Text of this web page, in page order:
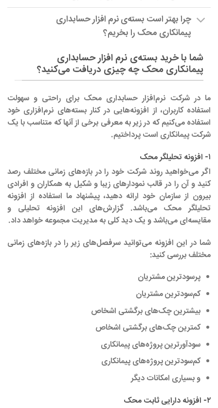
چرا بهتر است بسته‌ی نرم افزار حسابداری
پیمانکاری محک را بخریم؟
شما با خرید بسته‌ی نرم افزار حسابداری
پیمانکاری محک چه چیزی دریافت می‌کنید؟
ما در شرکت نرم‌افزار حسابداری محک برای راحتی و سهولت
استفاده کاربران، از افزونه‌هایی در کنار بسته‌های نرم‌افزاری خود
استفاده می‌کنیم که در زیر به معرفی برخی از آنها که متناسب با یک
شرکت پیمانکاری است پرداختیم.
۱- افزونه تحلیلگر محک
اگر می‌خواهید روند شرکت خود را در بازه‌های زمانی مختلف رصد
کنید و آن را در قالب نمودارهای زیبا و شکیل به همکاران و افرادی
بیرون از سازمان خود ارائه دهید، پیشنهاد ما استفاده از افزونه
تحلیلگر محک می‌باشد. گزارش‌های این افزونه تحلیلی و
مقایسه‌ای می‌باشد و یک دید کلی به مدیریت مجموعه خواهد داد.
شما در این افزونه می‌توانید سرفصل‌های زیر را در بازه‌های زمانی
مختلف بررسی کنید:
پرسودترین مشتریان
کم‌سودترین مشتریان
بیشترین چک‌های برگشتی اشخاص
کمترین چک‌های برگشتی اشخاص
سودآورترین پروژه‌های پیمانکاری
کم‌سودترین پروژه‌های پیمانکاری
و بسیاری امکانات دیگر
۲- افزونه دارایی ثابت محک